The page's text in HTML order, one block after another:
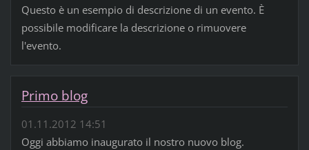
Questo è un esempio di descrizione di un evento. È
possibile modificare la descrizione o rimuovere
l'evento.
Primo blog
01.11.2012 14:51
Oggi abbiamo inaugurato il nostro nuovo blog.